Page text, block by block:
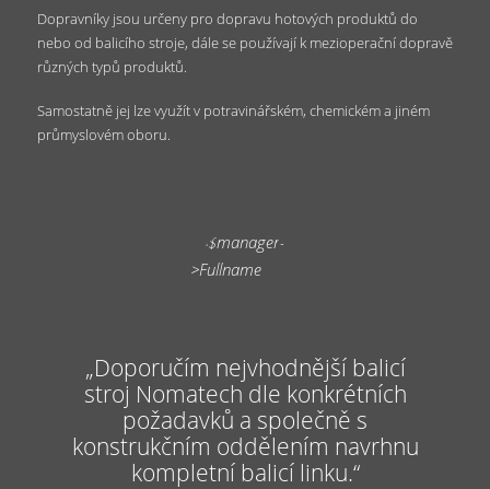
Dopravníky jsou určeny pro dopravu hotových produktů do
nebo od balicího stroje, dále se používají k mezioperační dopravě
různých typů produktů.
Samostatně jej lze využít v potravinářském, chemickém a jiném
průmyslovém oboru.
Doporučím nejvhodnější balicí
stroj Nomatech dle konkrétních
požadavků a společně s
konstrukčním oddělením navrhnu
kompletní balicí linku.